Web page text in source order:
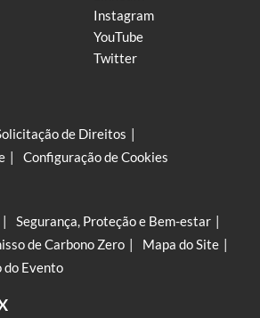
Instagram
YouTube
Twitter
de Direitos
Configuração de Cookies
Segurança, Proteção e Bem-estar
de Carbono Zero
Mapa do Site
do Evento